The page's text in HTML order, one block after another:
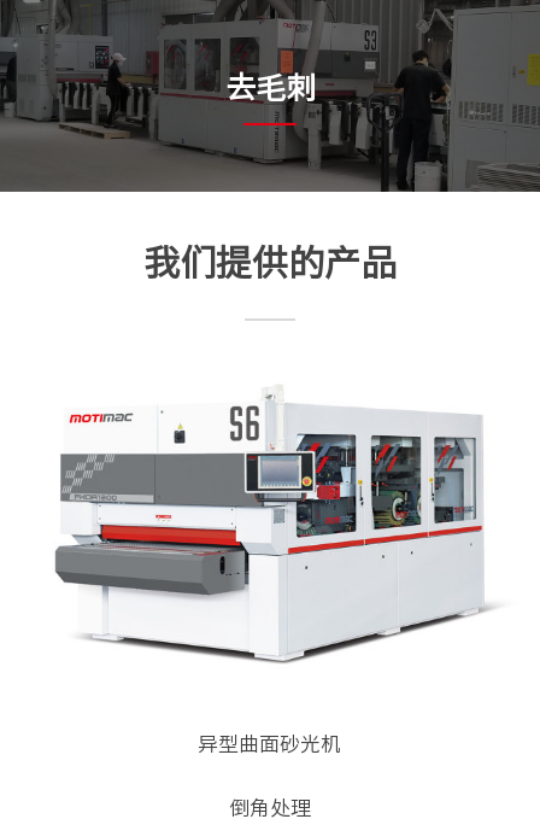
去毛刺
我们提供的产品
异型曲面砂光机
倒角处理